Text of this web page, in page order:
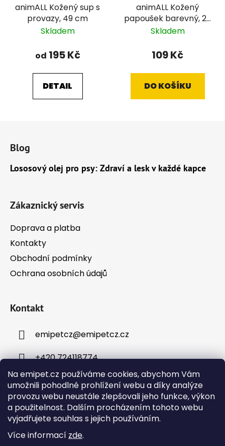
Na emipet.cz používáme cookies, abychom Vám
umožnili pohodlné prohlížení webu a díky analýze
provozu webu neustále zlepšovali jeho funkce, výkon
a použitelnost. Dalším procházením tohoto webu
vyjadřujete souhlas s jejich používáním.
Více informací zde.
animALL Kožený sup s
provazy, 49 cm
Skladem
od 195 Kč
DETAIL
animALL Kožený
papoušek barevný, 22
cm
Skladem
109 Kč
DO KOŠÍKU
Blog
Lososový olej pro psy: Zdraví a lesk v každé kapce
Zákaznický servis
Doprava a platba
Kontakty
Obchodní podmínky
Ochrana osobních údajů
Kontakt
emipetcz@emipetcz.cz
+420 724118774
Instagram